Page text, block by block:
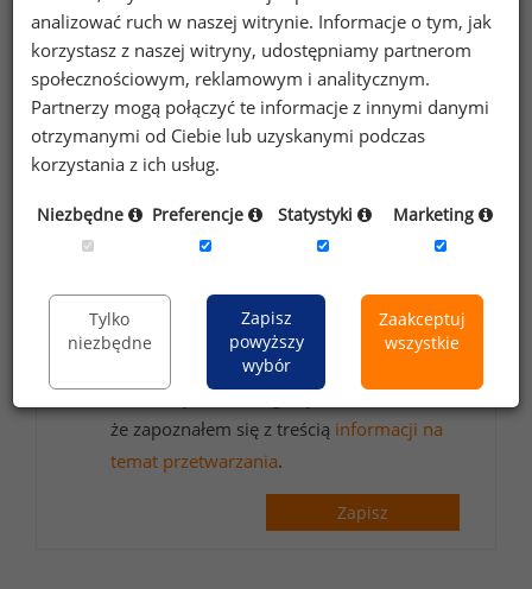
wynagrodzeniach?
Zapisz się do newslettera!
Wyrażam zgodę na przetwarzanie moich
danych osobowych zawartych w
formularzu przez Sedlak
&Sedlak sp. z o.o.
newsletter’a portalu wynagrodzenia.pl.
Wyrażam zgodę na przesyłanie na podany
adres e-mail ofert handlowych oraz
informacji marketingowych. Oświadczam,
że zapoznałem się z treścią informacji na
temat przetwarzania.
Zapisz
analizować ruch w naszej witrynie. Informacje o tym, jak
korzystasz z naszej witryny, udostępniamy partnerom
społecznościowym, reklamowym i analitycznym.
Partnerzy mogą połączyć te informacje z innymi danymi
otrzymanymi od Ciebie lub uzyskanymi podczas
korzystania z ich usług.
Niezbędne Preferencje Statystyki Marketing
Tylko
niezbędne
Zapisz
powyższy
wybór
Zaakceptuj
wszystkie